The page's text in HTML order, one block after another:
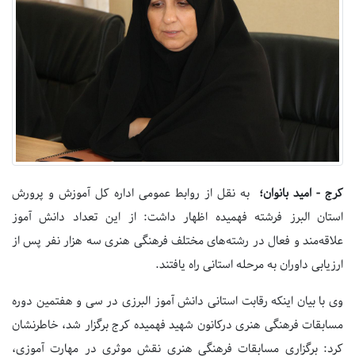
کرج - امید بانوان؛ به نقل از روابط عمومی اداره کل آموزش و پرورش
استان البرز فرشته فهمیده اظهار داشت: از این تعداد دانش آموز
علاقه‌مند و فعال در رشته‌های مختلف فرهنگی هنری سه هزار نفر پس از
ارزیابی داوران به مرحله استانی راه یافتند.
وی با بیان اینکه رقابت استانی دانش آموز البرزی در سی و هفتمین دوره
مسابقات فرهنگی هنری درکانون شهید فهمیده کرج برگزار شد، خاطرنشان
کرد: برگزاری مسابقات فرهنگی هنری نقش موثری در مهارت آموزی،